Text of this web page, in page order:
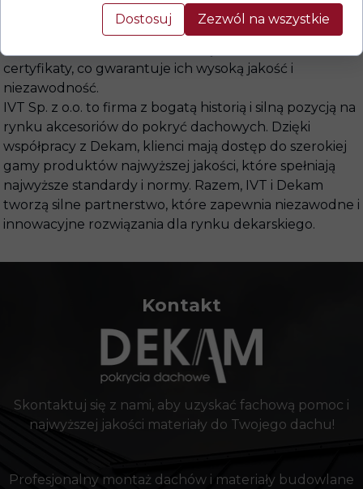
Wszystkie oferowane produkty są zgodne z polskimi i
certyfikaty, co gwarantuje ich wysoką jakość i
niezawodność.
IVT Sp. z o.o. to firma z bogatą historią i silną pozycją na
rynku akcesoriów do pokryć dachowych. Dzięki
współpracy z Dekam, klienci mają dostęp do szerokiej
gamy produktów najwyższej jakości, które spełniają
najwyższe standardy i normy. Razem, IVT i Dekam
tworzą silne partnerstwo, które zapewnia niezawodne i
innowacyjne rozwiązania dla rynku dekarskiego.
Kontakt
Skontaktuj się z nami, aby uzyskać fachową pomoc i
najwyższej jakości materiały do Twojego dachu!
Profesjonalny montaż dachów i materiały budowlane
Dostosuj Zezwól na wszystkie